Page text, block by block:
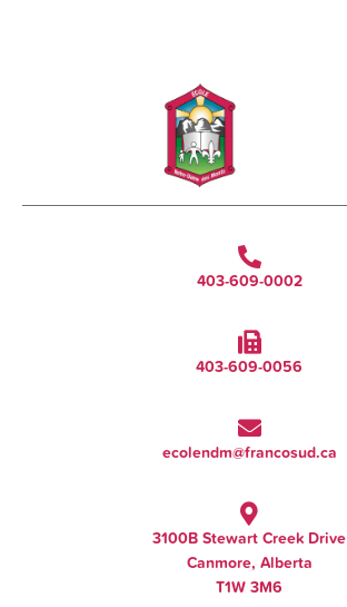
403-609-0002
403-609-0056
ecolendm@francosud.ca
3100B Stewart Creek Drive
Canmore, Alberta
T1W 3M6